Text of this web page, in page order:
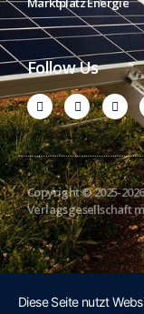
Follow Us
Copyright © 2025-
Verlagsgesellschaft
Diese Seite nutzt